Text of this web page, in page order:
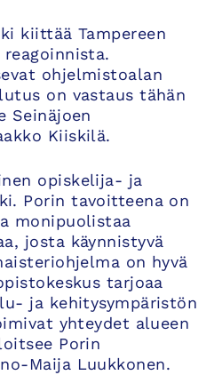
kiittää Tampereen
ohjelmistoalan
on vastaus tähän
Seinäjoen
Kiiskilä.
opiskelija- ja
Porin tavoitteena on
monipuolistaa
josta käynnistyvä
on hyvä
tarjoaa
ja kehitysympäristön
yhteydet alueen
Porin
Maija Luukkonen.